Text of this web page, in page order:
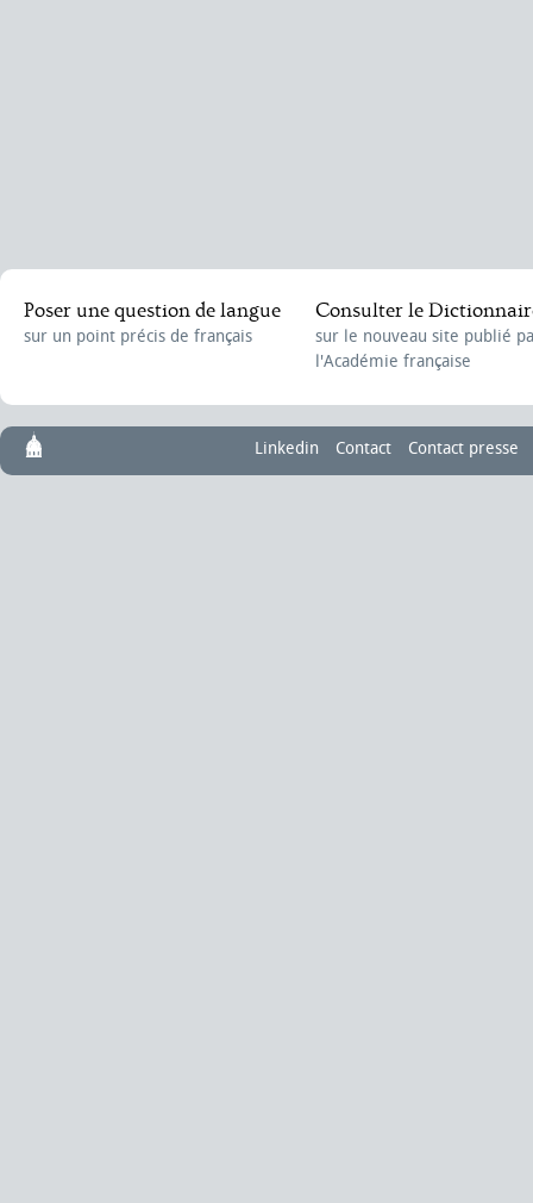
Poser une question de langue
sur un point précis de français
Consulter le
sur le nouveau site publié
l'Académie française
Linkedin Contact Contact presse